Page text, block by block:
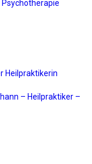
Heilpraktikerin
– Heilpraktiker –